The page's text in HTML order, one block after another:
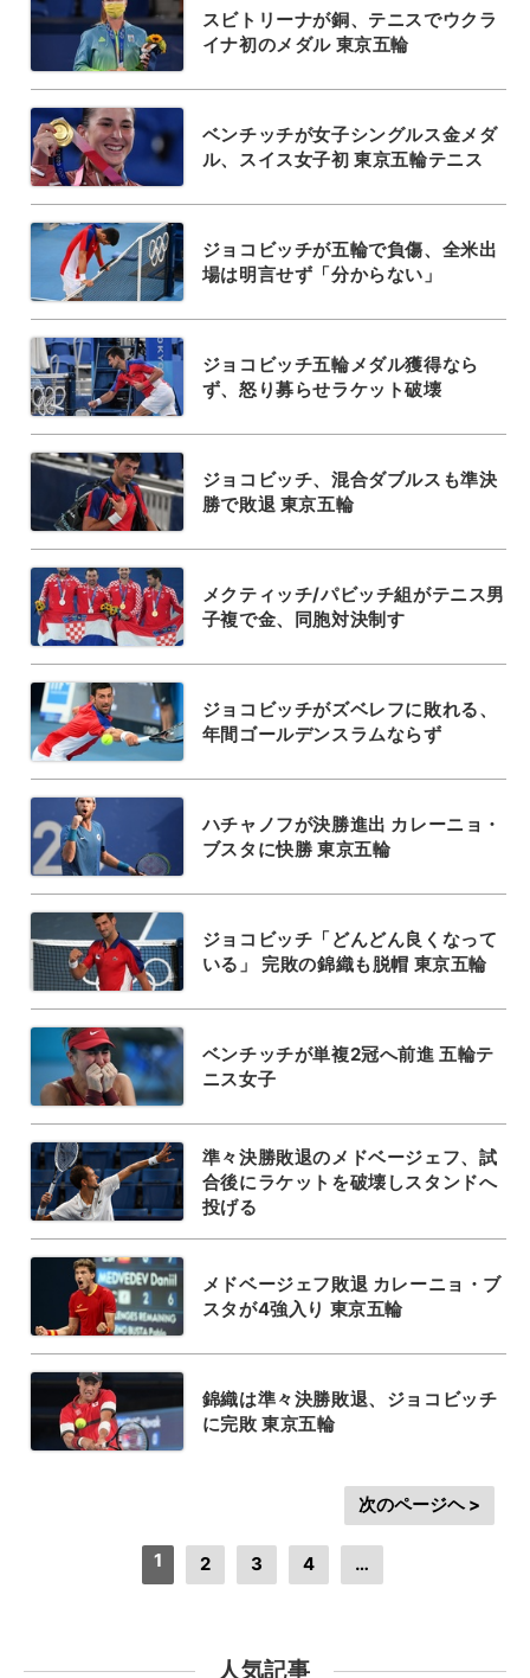
スビトリーナが銅、テニスでウクラ
イナ初のメダル 東京五輪
ベンチッチが女子シングルス金メダ
ル、スイス女子初 東京五輪テニス
ジョコビッチが五輪で負傷、全米出
場は明言せず「分からない」
ジョコビッチ五輪メダル獲得なら
ず、怒り募らせラケット破壊
ジョコビッチ、混合ダブルスも準決
勝で敗退 東京五輪
メクティッチ/パビッチ組がテニス男
子複で金、同胞対決制す
ジョコビッチがズベレフに敗れる、
年間ゴールデンスラムならず
ハチャノフが決勝進出 カレーニョ・
ブスタに快勝 東京五輪
ジョコビッチ「どんどん良くなって
いる」 完敗の錦織も脱帽 東京五輪
ベンチッチが単複2冠へ前進 五輪テ
ニス女子
準々決勝敗退のメドベージェフ、試
合後にラケットを破壊しスタンドへ
投げる
メドベージェフ敗退 カレーニョ・ブ
スタが4強入り 東京五輪
錦織は準々決勝敗退、ジョコビッチ
に完敗 東京五輪
1 2 3 4 …
次のページヘ >
人気記事